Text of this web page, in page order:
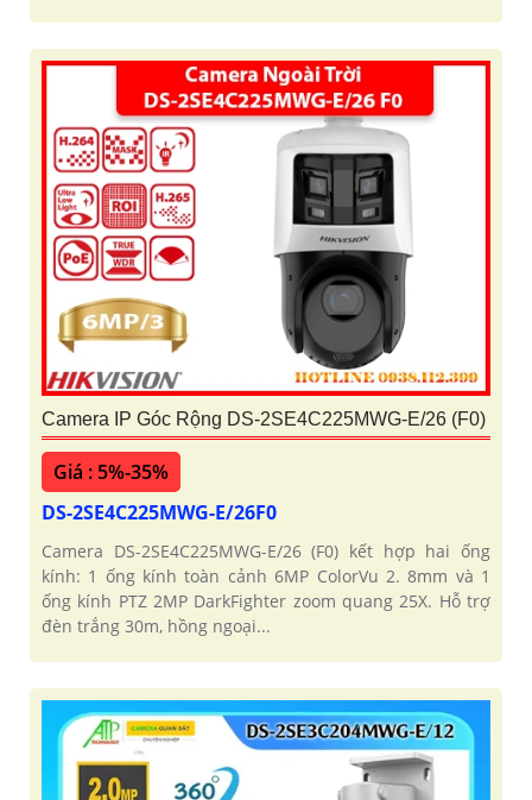
Camera IP Góc Rộng DS-2SE4C225MWG-E/26 (F0)
Giá : 5%-35%
DS-2SE4C225MWG-E/26F0
Camera DS-2SE4C225MWG-E/26 (F0) kết hợp hai ống
kính: 1 ống kính toàn cảnh 6MP ColorVu 2. 8mm và 1
ống kính PTZ 2MP DarkFighter zoom quang 25X. Hỗ trợ
đèn trắng 30m, hồng ngoại...